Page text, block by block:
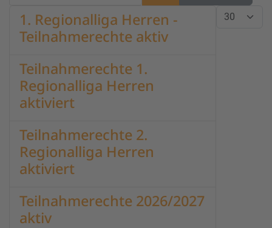
Anzeige #
1. Regionalliga Herren -
Teilnahmerechte aktiv
Teilnahmerechte 1.
Regionalliga Herren
aktiviert
Teilnahmerechte 2.
Regionalliga Herren
aktiviert
Teilnahmerechte 2026/2027
aktiv